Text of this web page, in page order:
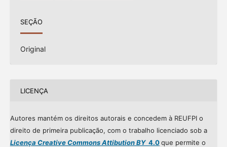
SEÇÃO
Original
LICENÇA
Autores mantém os direitos autorais e concedem à REUFPI o
direito de primeira publicação, com o trabalho licenciado sob a
Licença Creative Commons Attibution BY4.0que permite o